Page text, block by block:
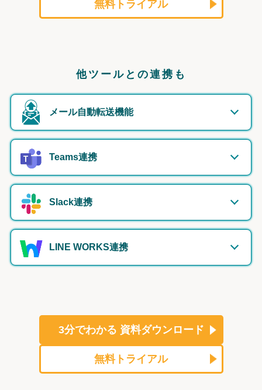
無料トライアル
他ツールとの連携も
メール自動転送機能
Teams連携
Slack連携
LINE WORKS連携
3分でわかる 資料ダウンロード
無料トライアル